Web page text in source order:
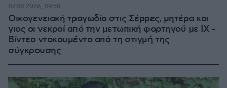
Οικογενειακή τραγωδία στις Σέρρες, μητέρα και
γιος οι νεκροί από την μετωπική φορτηγού με ΙΧ -
Βίντεο ντοκουμέντο από τη στιγμή της
σύγκρουσης
07.08.2026, 09:58